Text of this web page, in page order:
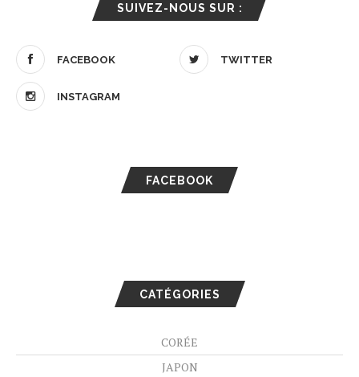
SUIVEZ-NOUS SUR :
FACEBOOK TWITTER
INSTAGRAM
FACEBOOK
CATÉGORIES
CORÉE
JAPON